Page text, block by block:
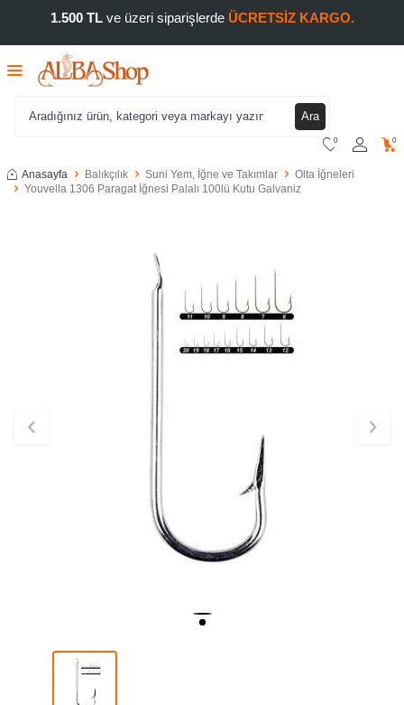
1.500 TLve üzeri siparişlerde ÜCRETSİZ KARGO.
Ara
0 0
Anasayfa Balıkçılık Suni Yem, İğne ve Takımlar
Olta İğneleri
Youvella 1306 Paragat İğnesi Palalı 100lü Kutu Galvaniz